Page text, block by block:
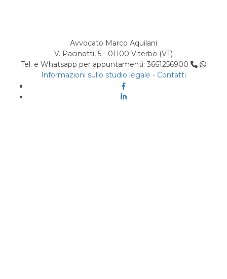
Avvocato Marco Aquilani
V. Pacinotti, 5 - 01100 Viterbo (VT)
Tel. e Whatsapp per appuntamenti: 3661256900
Informazioni sullo studio legale - Contatti
Facebook
Linkedin